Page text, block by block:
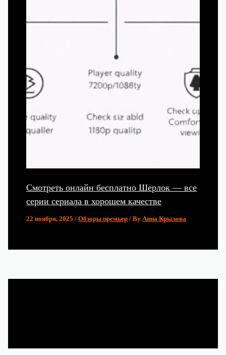
Смотреть онлайн бесплатно Шерлок — все
серии сериала в хорошем качестве
22 ноября, 2025/Обзоры премьер / ByАнна Крылова